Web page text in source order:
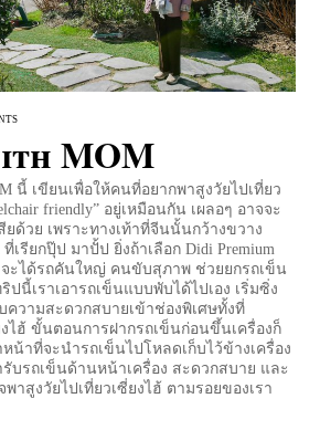
MOM
นี้ เขียนเพื่อให้คนที่อยากพาสูงวัยไปเที่ยว
friendly” อยู่เหมือนกัน เผลอๆ อาจจะ
ด้วย เพราะทางเท้าที่จีนนั้นกว้างขวาง
เรียกปุ๊ป มาปั้ป ยิ่งถ้าเลือก Didi Premium
ะได้รถคันใหญ่ คนขับสุภาพ ช่วยยกรถเข็น
นี้เราเอารถเข็นแบบพับได้ไปเอง เริ่มซิ่ง
วามสะดวกสบายเข้าช่องพิเศษทั้งที่
ไฮ้ ขั้นตอนการฝากรถเข็นก่อนขึ้นเครื่องก็
หน้าที่จะนำรถเข็นไปโหลดเก็บไว้ข้างเครื่อง
รับรถเข็นด้านหน้าเครื่อง สะดวกสบาย และ
าสูงวัยไปเที่ยวเซี่ยงไฮ้ ตามรอยของเรา